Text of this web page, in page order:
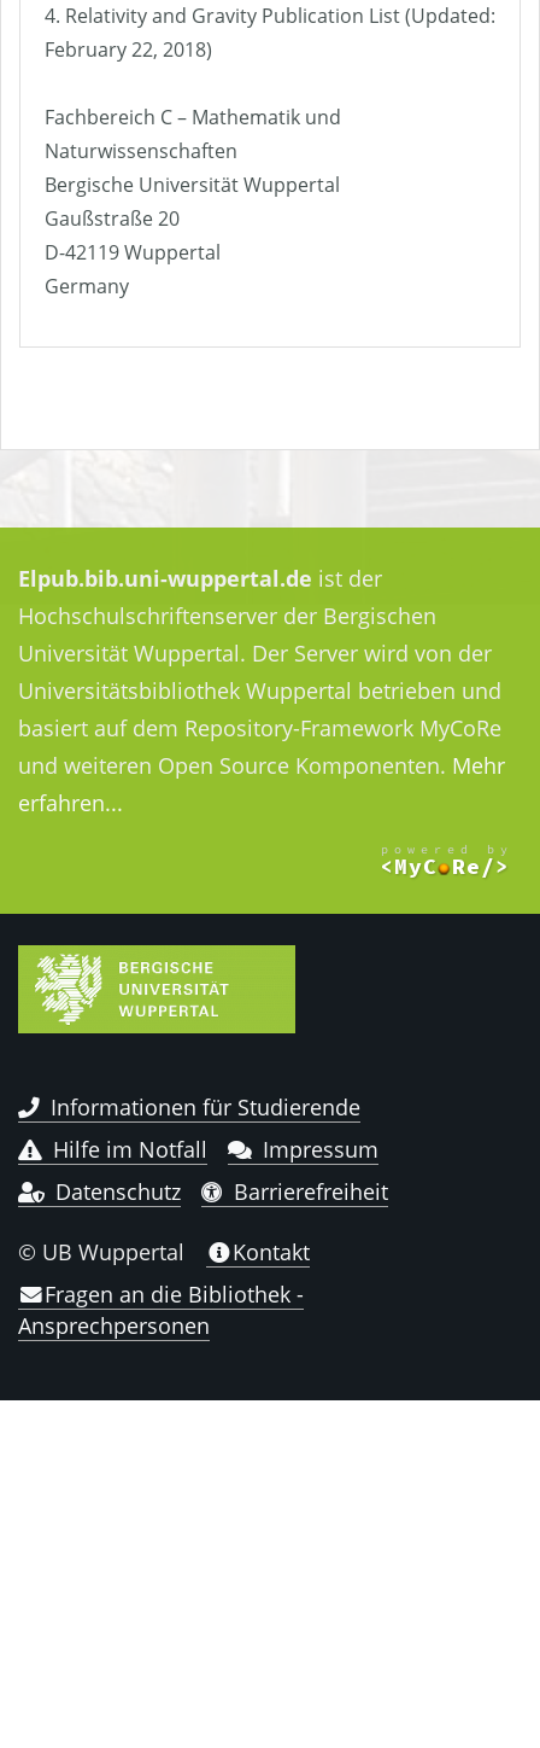
4. Relativity and Gravity Publication List (Updated:
February 22, 2018)
Fachbereich C – Mathematik und
Naturwissenschaften
Bergische Universität Wuppertal
Gaußstraße 20
D-42119 Wuppertal
Germany
Elpub.bib.uni-wuppertal.de ist der
Hochschulschriftenserver der Bergischen
Universität Wuppertal. Der Server wird von der
Universitätsbibliothek Wuppertal betrieben und
basiert auf dem Repository-Framework MyCoRe
und weiteren Open Source Komponenten. Mehr
erfahren...
Informationen für Studierende
Hilfe im Notfall
Impressum
Datenschutz
Barrierefreiheit
© UB Wuppertal
Kontakt
Fragen an die Bibliothek -
Ansprechpersonen